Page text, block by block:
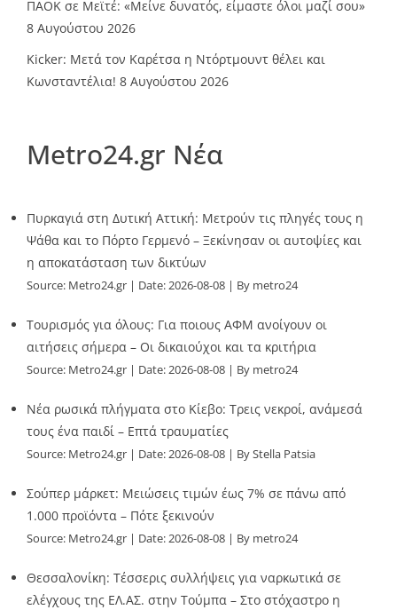
ΠΑΟΚ σε Μεϊτέ: «Μείνε δυνατός, είμαστε όλοι μαζί σου»
8 Αυγούστου 2026
Kicker: Μετά τον Καρέτσα η Ντόρτμουντ θέλει και
Κωνσταντέλια! 8 Αυγούστου 2026
Metro24.gr Νέα
Πυρκαγιά στη Δυτική Αττική: Μετρούν τις πληγές τους η
Ψάθα και το Πόρτο Γερμενό – Ξεκίνησαν οι αυτοψίες και
η αποκατάσταση των δικτύων
Source: Metro24.gr Date: 2026-08-08 By metro24
Τουρισμός για όλους: Για ποιους ΑΦΜ ανοίγουν οι
αιτήσεις σήμερα – Οι δικαιούχοι και τα κριτήρια
Source: Metro24.gr Date: 2026-08-08 By metro24
Νέα ρωσικά πλήγματα στο Κίεβο: Τρεις νεκροί, ανάμεσά
τους ένα παιδί – Επτά τραυματίες
Source: Metro24.gr Date: 2026-08-08 By Stella Patsia
Σούπερ μάρκετ: Μειώσεις τιμών έως 7% σε πάνω από
1.000 προϊόντα – Πότε ξεκινούν
Source: Metro24.gr Date: 2026-08-08 By metro24
Θεσσαλονίκη: Τέσσερις συλλήψεις για ναρκωτικά σε
ελέγχους της ΕΛ.ΑΣ. στην Τούμπα – Στο στόχαστρο η